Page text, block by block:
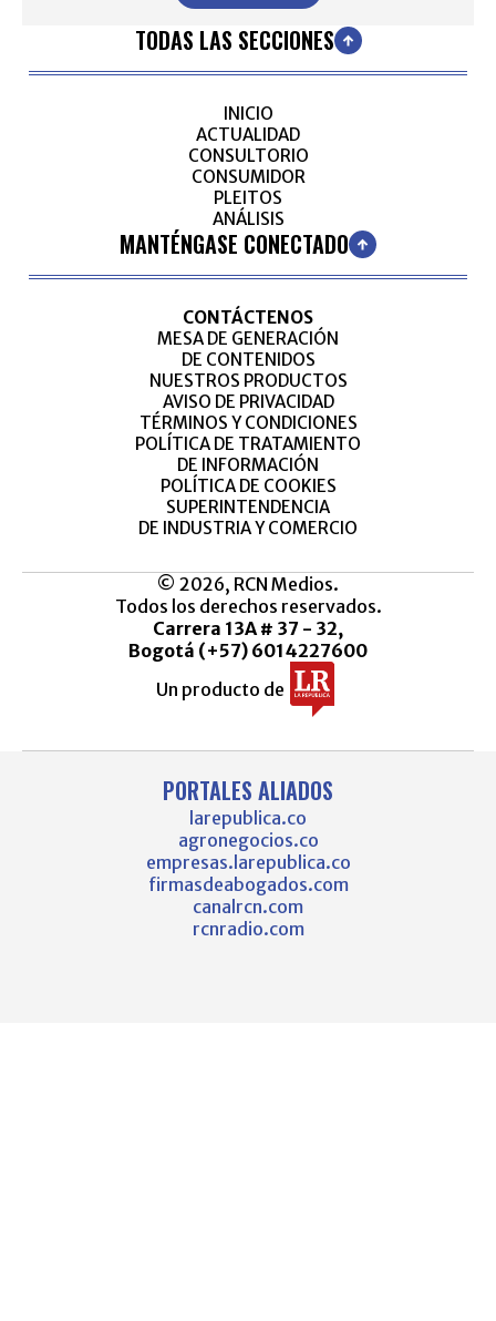
TODAS LAS SECCIONES
INICIO
ACTUALIDAD
CONSULTORIO
CONSUMIDOR
PLEITOS
ANÁLISIS
MANTÉNGASE CONECTADO
CONTÁCTENOS
MESA DE GENERACIÓN
DE CONTENIDOS
NUESTROS PRODUCTOS
AVISO DE PRIVACIDAD
TÉRMINOS Y CONDICIONES
POLÍTICA DE TRATAMIENTO
DE INFORMACIÓN
POLÍTICA DE COOKIES
SUPERINTENDENCIA
DE INDUSTRIA Y COMERCIO
© 2026, RCN Medios.
Todos los derechos reservados.
Carrera 13A # 37 - 32,
Bogotá (+57) 6014227600
Un producto de
PORTALES ALIADOS
larepublica.co
agronegocios.co
empresas.larepublica.co
firmasdeabogados.com
canalrcn.com
rcnradio.com